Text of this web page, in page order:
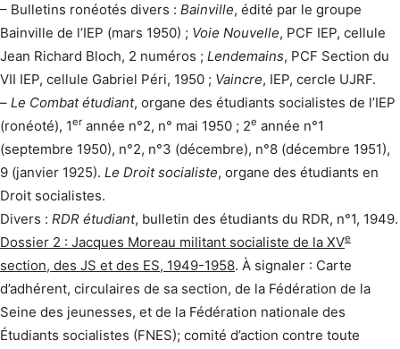
– Bulletins ronéotés divers : Bainville, édité par le groupe
Bainville de l’IEP (mars 1950) ; Voie Nouvelle, PCF IEP, cellule
Jean Richard Bloch, 2 numéros ; Lendemains, PCF Section du
VII IEP, cellule Gabriel Péri, 1950 ; Vaincre, IEP, cercle UJRF.
– Le Combat étudiant, organe des étudiants socialistes de l’IEP
(ronéoté), 1er année n°2, n° mai 1950 ; 2e année n°1
(septembre 1950), n°2, n°3 (décembre), n°8 (décembre 1951),
9 (janvier 1925). Le Droit socialiste, organe des étudiants en
Droit socialistes.
Divers : RDR étudiant, bulletin des étudiants du RDR, n°1, 1949.
Dossier 2 : Jacques Moreau militant socialiste de la XVe
section, des JS et des ES, 1949-1958. À signaler : Carte
d’adhérent, circulaires de sa section, de la Fédération de la
Seine des jeunesses, et de la Fédération nationale des
Étudiants socialistes (FNES); comité d’action contre toute